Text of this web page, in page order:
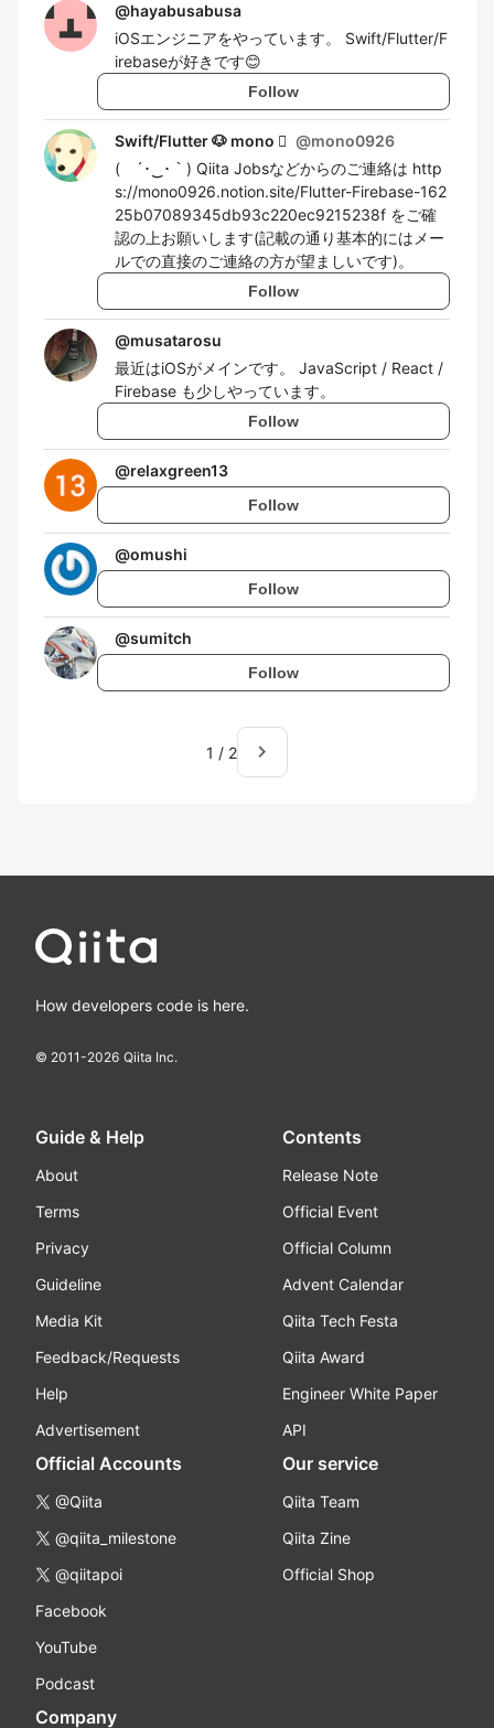
@hayabusabusa
iOSエンジニアをやっています。 Swift/Flutter/F
irebaseが好きです😊
Follow
Swift/Flutter 🐶 mono  @mono0926
( ´･‿･｀) Qiita Jobsなどからのご連絡は http
s://mono0926.notion.site/Flutter-Firebase-162
25b07089345db93c220ec9215238f をご確
認の上お願いします(記載の通り基本的にはメー
ルでの直接のご連絡の方が望ましいです)。
Follow
@musatarosu
最近はiOSがメインです。 JavaScript / React /
Firebase も少しやっています。
Follow
@relaxgreen13
Follow
@omushi
Follow
@sumitch
Follow
1 / 2 navigate_next
How developers code is here.
© 2011-2026 Qiita Inc.
Guide & Help
About
Terms
Privacy
Guideline
Media Kit
Feedback/Requests
Help
Advertisement
Contents
Release Note
Official Event
Official Column
Advent Calendar
Qiita Tech Festa
Qiita Award
Engineer White Paper
API
Official Accounts
@Qiita
@qiita_milestone
@qiitapoi
Facebook
YouTube
Podcast
Our service
Qiita Team
Qiita Zine
Official Shop
Company